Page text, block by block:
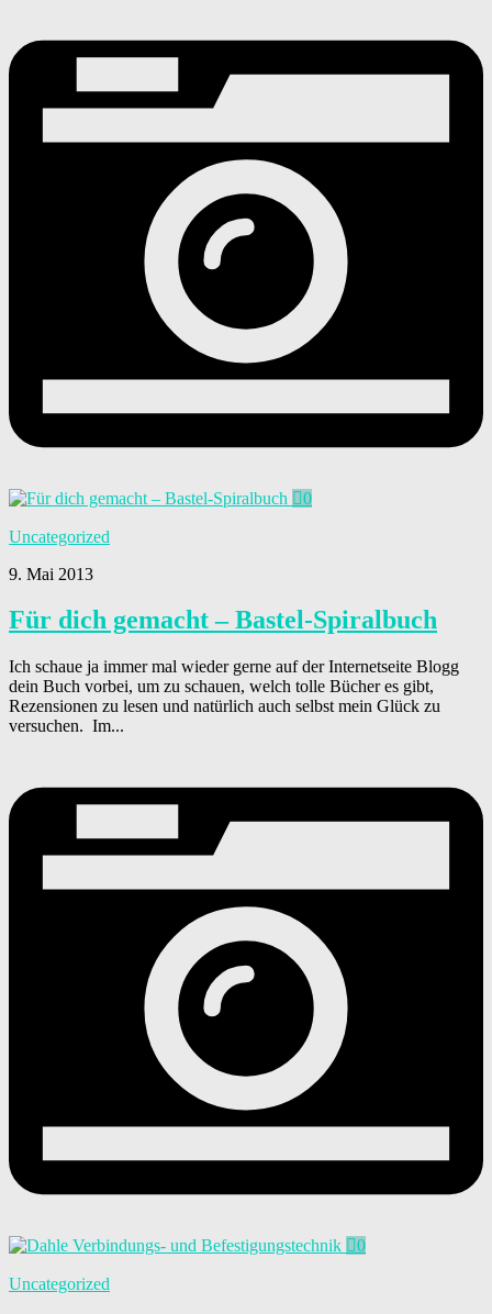
0
Uncategorized
9. Mai 2013
Für dich gemacht – Bastel-Spiralbuch
Ich schaue ja immer mal wieder gerne auf der Internetseite Blogg
dein Buch vorbei, um zu schauen, welch tolle Bücher es gibt,
Rezensionen zu lesen und natürlich auch selbst mein Glück zu
versuchen. Im...
0
Uncategorized